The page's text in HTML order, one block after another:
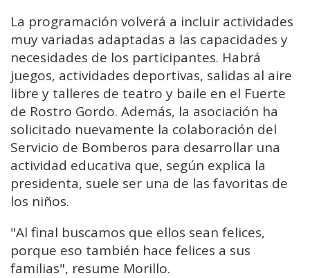
La programación volverá a incluir actividades
muy variadas adaptadas a las capacidades y
necesidades de los participantes. Habrá
juegos, actividades deportivas, salidas al aire
libre y talleres de teatro y baile en el Fuerte
de Rostro Gordo. Además, la asociación ha
solicitado nuevamente la colaboración del
Servicio de Bomberos para desarrollar una
actividad educativa que, según explica la
presidenta, suele ser una de las favoritas de
los niños.
"Al final buscamos que ellos sean felices,
porque eso también hace felices a sus
familias", resume Morillo.